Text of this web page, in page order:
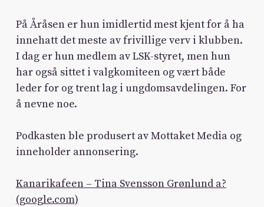
På Åråsen er hun imidlertid mest kjent for å ha
innehatt det meste av frivillige verv i klubben.
I dag er hun medlem av LSK-styret, men hun
har også sittet i valgkomiteen og vært både
leder for og trent lag i ungdomsavdelingen. For
å nevne noe.
Podkasten ble produsert av Mottaket Media og
inneholder annonsering.
Kanarikafeen – Tina Svensson Grønlund a?
(google.com)